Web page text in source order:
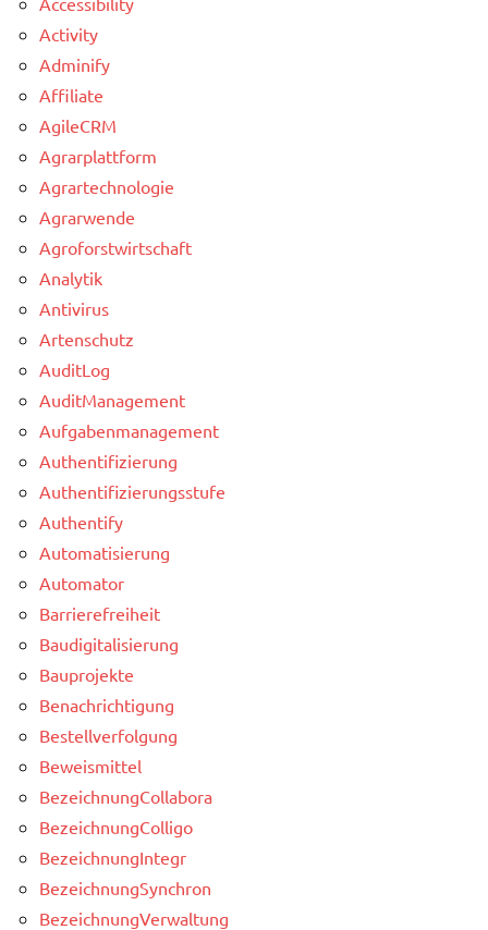
Activity
Adminify
Affiliate
AgileCRM
Agrarplattform
Agrartechnologie
Agrarwende
Agroforstwirtschaft
Analytik
Antivirus
Artenschutz
AuditLog
AuditManagement
Aufgabenmanagement
Authentifizierung
Authentifizierungsstufe
Authentify
Automatisierung
Automator
Barrierefreiheit
Baudigitalisierung
Bauprojekte
Benachrichtigung
Bestellverfolgung
Beweismittel
BezeichnungCollabora
BezeichnungColligo
BezeichnungIntegr
BezeichnungSynchron
BezeichnungVerwaltung